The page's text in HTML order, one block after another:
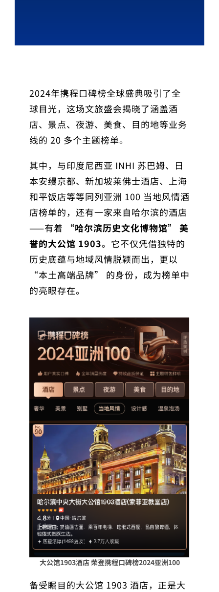
2024年携程口碑榜全球盛典吸引了全
球目光，这场文旅盛会揭晓了涵盖酒
店、景点、夜游、美食、目的地等业务
线的 20 多个主题榜单。
其中，与印度尼西亚 INHI 苏巴姆、日
本安缦京都、新加坡莱佛士酒店、上海
和平饭店等等同列亚洲 100 当地风情酒
店榜单的，还有一家来自哈尔滨的酒店
——有着 “哈尔滨历史文化博物馆” 美
誉的大公馆 1903。它不仅凭借独特的
历史底蕴与地域风情脱颖而出，更以
“本土高端品牌” 的身份，成为榜单中
的亮眼存在。
大公馆1903酒店 荣登携程口碑榜2024亚洲100
备受瞩目的大公馆 1903 酒店，正是大